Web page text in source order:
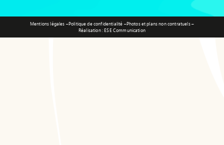
Mentions légales –Politique de confidentialité –Photos et plans non contratuels –
Réalisation : ESE Communication